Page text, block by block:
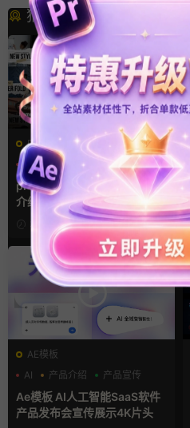
猜你喜欢
PR基本图形mogrt
PR基本图形
PR字幕模板
人物介绍
pr字幕模板 9组胶带贴纸人物
介绍角标动画PR模版
AE模板
AI
产品介绍 产品宣传
Ae模板 AI人工智能SaaS软件
产品发布会宣传展示4K片头